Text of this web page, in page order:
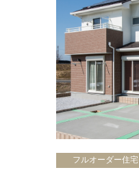
フルオーダー住宅